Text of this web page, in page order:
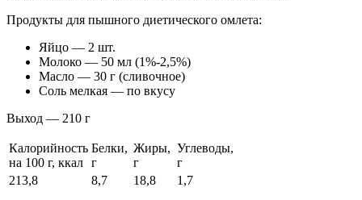
Продукты для пышного диетического омлета:
Яйцо — 2 шт.
Молоко — 50 мл (1%-2,5%)
Масло — 30 г (сливочное)
Соль мелкая — по вкусу
Выход — 210 г
Калорийность
на 100 г, ккал
Белки,
г
Жиры,
г
Углеводы,
г
213,8
8,7 18,8 1,7